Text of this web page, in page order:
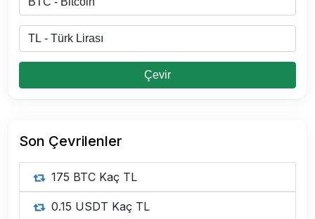
Çevir
Son Çevrilenler
175 BTC Kaç TL
0.15 USDT Kaç TL